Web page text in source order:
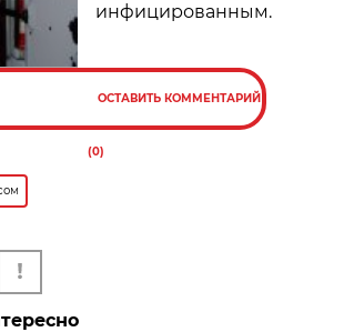
инфицированным.
ОСТАВИТЬ КОММЕНТАРИЙ
(0)